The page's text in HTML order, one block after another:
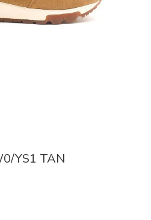
YS1 TAN